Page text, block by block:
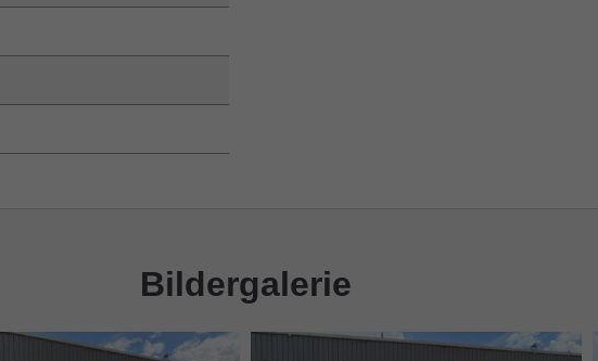
Bildergalerie